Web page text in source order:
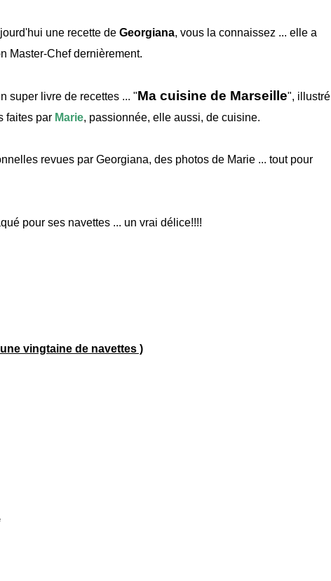
une recette de Georgiana, vous la connaissez ... elle a
Master-Chef dernièrement.
super livre de recettes ... "Ma cuisine de Marseille", illustré
faites par Marie, passionnée, elle aussi, de cuisine.
revues par Georgiana, des photos de Marie ... tout pour
pour ses navettes ... un vrai délice!!!!
vingtaine de navettes )